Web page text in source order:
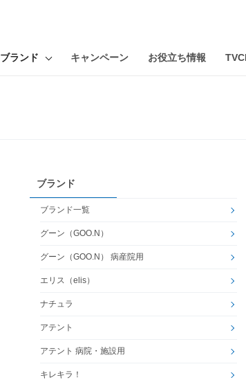
ブランド キャンペーン お役立ち情報
ブランド
ブランド一覧
グーン（GOO.N）
グーン（GOO.N） 病産院用
エリス（elis）
ナチュラ
アテント
アテント 病院・施設用
キレキラ！